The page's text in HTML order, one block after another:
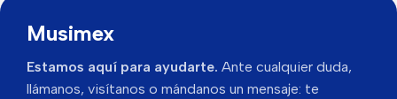
Musimex
Estamos aquí para ayudarte. Ante cualquier duda,
llámanos, visítanos o mándanos un mensaje: te